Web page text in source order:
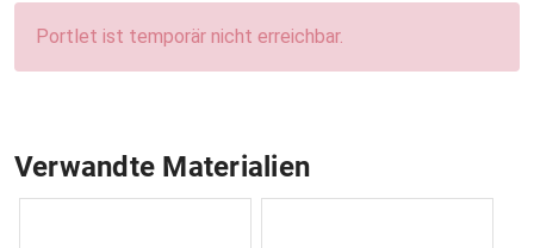
Portlet ist temporär nicht erreichbar.
Verwandte Materialien